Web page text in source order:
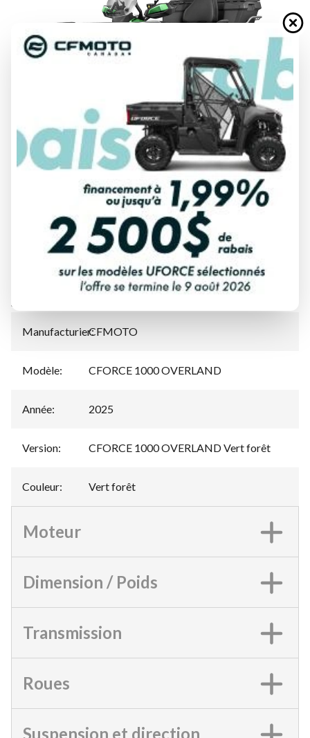
DEMANDE DE FINANCEMENT
ÉVALUATION DE VOTRE ÉCHANGE
Spécifications
Manufacturier:
CFMOTO
Modèle: CFORCE 1000 OVERLAND
Année: 2025
Version: CFORCE 1000 OVERLAND Vert forêt
Couleur: Vert forêt
Moteur
Dimension / Poids
Transmission
Roues
Suspension et direction